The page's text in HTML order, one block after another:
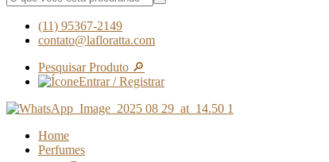
(11) 95367-2149
contato@lafloratta.com
Pesquisar Produto 🔎
Entrar / Registrar
Home
Perfumes